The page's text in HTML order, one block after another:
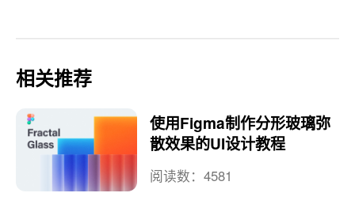
相关推荐
使用Figma制作分形玻璃弥
散效果的UI设计教程
阅读数：4581